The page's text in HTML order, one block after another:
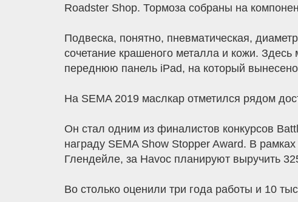
Roadster Shop. Тормоза собраны на
Подвеска, понятно, пневматическая,
сочетание крашеного металла и кожи.
переднюю панель iPad, на который
На SEMA 2019 маслкар отметился рядом
Он стал одним из финалистов конкурсов
награду SEMA Show Stopper Award. В
Глендейле, за Havoc планируют выручить
Во столько оценили три года работы и 10